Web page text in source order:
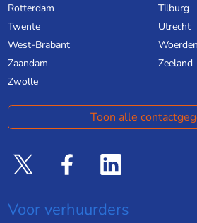
Rotterdam
Tilburg
Twente
Utrecht
West-Brabant
Woerden
Zaandam
Zeeland
Zwolle
Toon alle
Voor verhuurders